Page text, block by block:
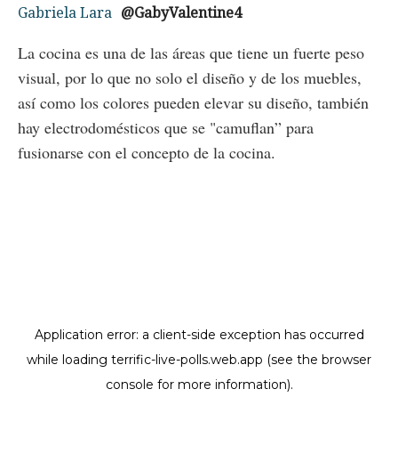
Gabriela Lara @GabyValentine4
La cocina es una de las áreas que tiene un fuerte peso
visual, por lo que no solo el diseño y de los muebles,
así como los colores pueden elevar su diseño, también
hay electrodomésticos que se "camuflan” para
fusionarse con el concepto de la cocina.